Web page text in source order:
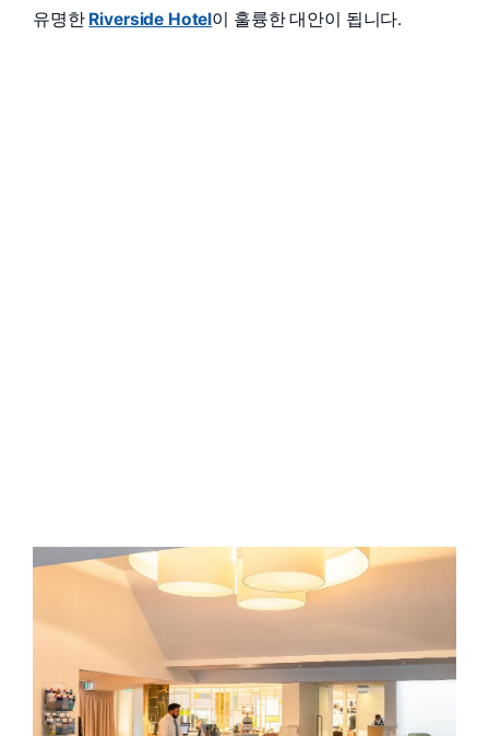
유명한 Riverside Hotel이 훌륭한 대안이 됩니다.